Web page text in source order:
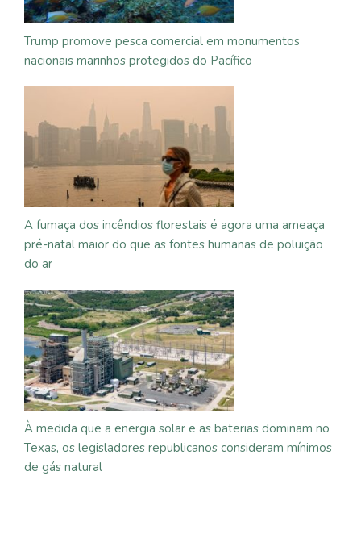
Trump promove pesca comercial em monumentos
nacionais marinhos protegidos do Pacífico
A fumaça dos incêndios florestais é agora uma ameaça
pré-natal maior do que as fontes humanas de poluição
do ar
À medida que a energia solar e as baterias dominam no
Texas, os legisladores republicanos consideram mínimos
de gás natural